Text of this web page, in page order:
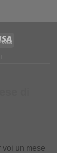
voi un mese